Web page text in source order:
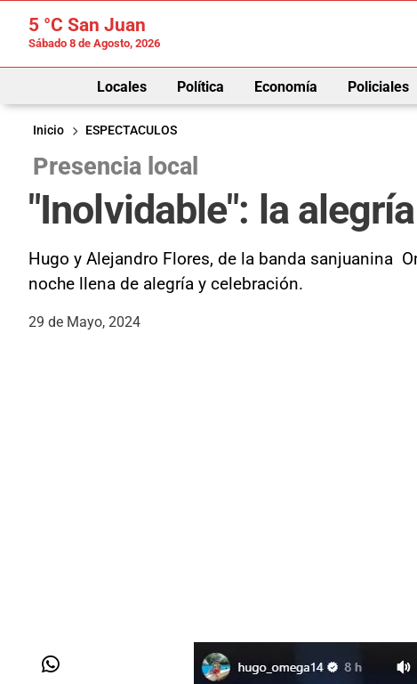
5 °C San Juan
Sábado 8 de Agosto, 2026
Locales Política Economía Policiales
Inicio
ESPECTACULOS
Presencia local
"Inolvidable": la
Hugo y Alejandro Flores, de la banda sanjuanina
noche llena de alegría y celebración.
29 de Mayo, 2024